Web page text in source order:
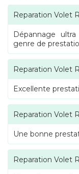
Reparation Volet
Dépannage
genre de
Reparation Volet
Excellente
Reparation Volet
Une bonne
Reparation Volet